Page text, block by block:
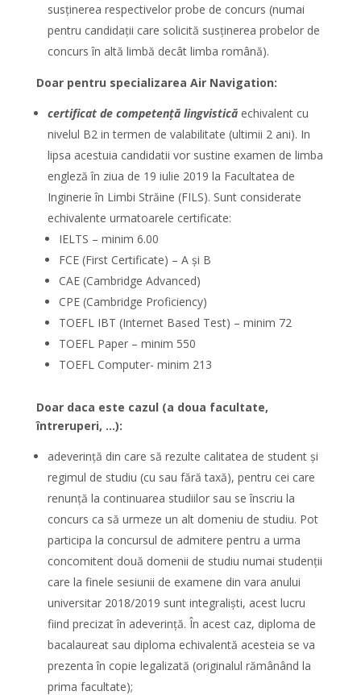
susținerea respectivelor probe de concurs (numai
pentru candidații care solicită susținerea probelor de
concurs în altă limbă decât limba română).
Doar pentru specializarea Air Navigation:
certificat de competenţă lingvistică echivalent cu
nivelul B2 in termen de valabilitate (ultimii 2 ani). In
lipsa acestuia candidatii vor sustine examen de limba
engleză în ziua de 19 iulie 2019 la Facultatea de
Inginerie în Limbi Străine (FILS). Sunt considerate
echivalente urmatoarele certificate:
IELTS – minim 6.00
FCE (First Certificate) – A și B
CAE (Cambridge Advanced)
CPE (Cambridge Proficiency)
TOEFL IBT (Internet Based Test) – minim 72
TOEFL Paper – minim 550
TOEFL Computer- minim 213
Doar daca este cazul (a doua facultate,
întreruperi, …):
adeverinţă din care să rezulte calitatea de student şi
regimul de studiu (cu sau fără taxă), pentru cei care
renunţă la continuarea studiilor sau se înscriu la
concurs ca să urmeze un alt domeniu de studiu. Pot
participa la concursul de admitere pentru a urma
concomitent două domenii de studiu numai studenţii
care la finele sesiunii de examene din vara anului
universitar 2018/2019 sunt integralişti, acest lucru
fiind precizat în adeverinţă. În acest caz, diploma de
bacalaureat sau diploma echivalentă acesteia se va
prezenta în copie legalizată (originalul rămânând la
prima facultate);